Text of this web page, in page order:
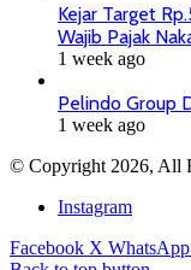
Kejar Target
Wajib Pajak
1 week ago
Pelindo Group
1 week ago
© Copyright 2026, All
Instagram
Facebook X WhatsApp